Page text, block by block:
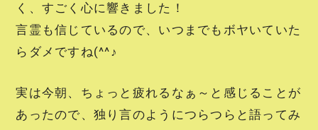
く、すごく心に響きました！
言霊も信じているので、いつまでもボヤいていた
らダメですね(^^♪
実は今朝、ちょっと疲れるなぁ～と感じることが
あったので、独り言のようにつらつらと語ってみ